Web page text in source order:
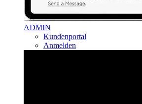
ADMIN
Kundenportal
Anmelden